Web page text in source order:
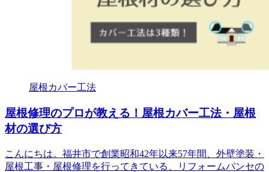
屋根カバー工法
屋根修理のプロが教える！屋根カバー工法・屋根
材の選び方
こんにちは。福井市で創業昭和42年以来57年間、外壁塗装・
屋根工事・屋根修理を行ってきている、リフォームパンセの